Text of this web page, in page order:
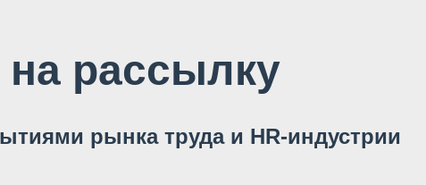
рассылку
рынка труда и HR-индустрии